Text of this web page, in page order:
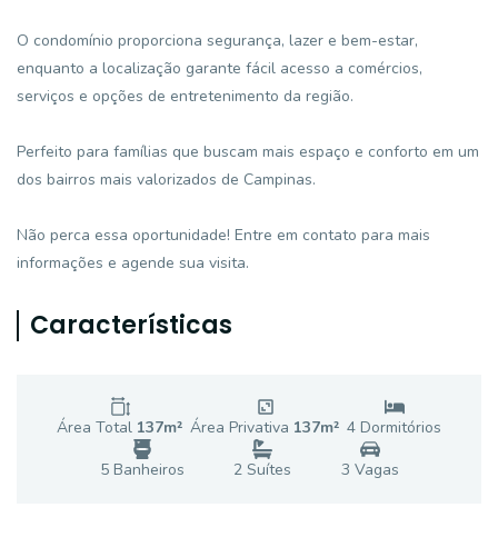
O condomínio proporciona segurança, lazer e bem-estar,
enquanto a localização garante fácil acesso a comércios,
serviços e opções de entretenimento da região.
Perfeito para famílias que buscam mais espaço e conforto em um
dos bairros mais valorizados de Campinas.
Não perca essa oportunidade! Entre em contato para mais
informações e agende sua visita.
Características
Área Total 137m² Área Privativa 137m² 4 Dormitórios
5Banheiros 2 Suítes 3 Vagas